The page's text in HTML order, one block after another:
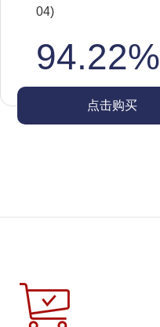
04)
94.22%
点击购买